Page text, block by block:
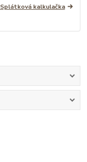
Splátková kalkulačka